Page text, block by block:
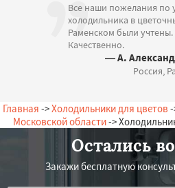
Все наши пожелания по
холодильника в
Раменском были
Качественно.
— А.
Россия,
Главная ->Холодильники для цветов
Московской области->
Остались
Закажи бесплатную